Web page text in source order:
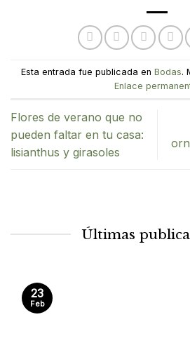
Esta entrada fue publicada en Bodas.
Enlace
Flores de verano que no
pueden faltar en tu casa:
lisianthus y girasoles
Últimas
23
Feb